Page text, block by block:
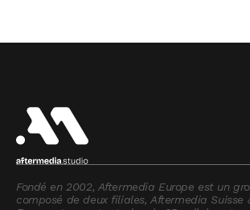
Fondé en 2002, Aftermedia Europe est un
composé de deux filiales, Aftermedia Suisse